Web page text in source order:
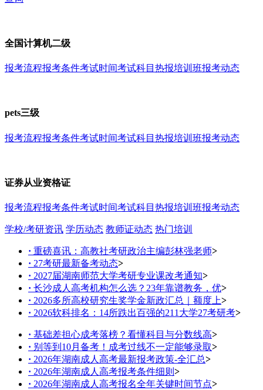
全国计算机二级
报考流程报考条件考试时间考试科目 热报培训班报考动态
pets三级
报考流程报考条件考试时间考试科目 热报培训班报考动态
证券从业资格证
报考流程报考条件考试时间考试科目 热报培训班报考动态
学校/考研资讯 学历动态 教师证动态 热门培训
· 重磅喜讯：高教社考研政治主编彭林强老师>
· 27考研最新备考动态>
· 2027届湖南师范大学考研专业课改考通知>
· 长沙成人高考机构怎么选？23年靠谱教务，优>
· 2026多所高校研究生奖学金新政汇总｜额度上>
· 2026软科排名：14所跌出百强的211大学27考研考>
· 基础差担心成考落榜？看懂科目与分数线高>
· 别等到10月备考！成考过线不一定能够录取>
· 2026年湖南成人高考最新报考政策-全汇总>
· 2026年湖南成人高考报考条件细则 >
· 2026年湖南成人高考报名全年关键时间节点>